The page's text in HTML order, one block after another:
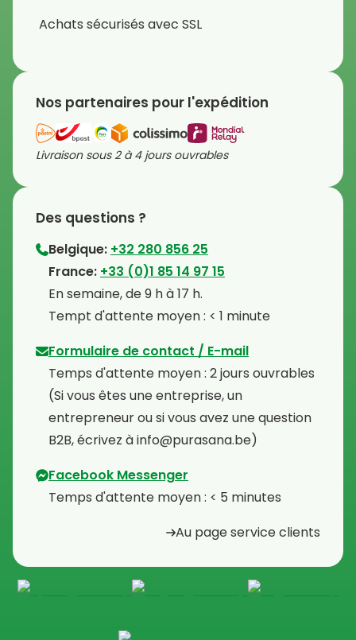
Achats sécurisés avec SSL
Nos partenaires pour l'expédition
Livraison sous 2 à 4 jours ouvrables
Des questions ?
Belgique: +32 280 856 25
⁠France: +33 (0)1 85 14 97 15
⁠En semaine, de 9 h à 17 h.
⁠Tempt d'attente moyen : < 1 minute
Formulaire de contact / E-mail
Temps d'attente moyen : 2 jours ouvrables
⁠(Si vous êtes une entreprise, un
entrepreneur ou si vous avez une question
B2B, écrivez à info@purasana.be)
Facebook Messenger
Temps d'attente moyen : < 5 minutes
Au page service clients